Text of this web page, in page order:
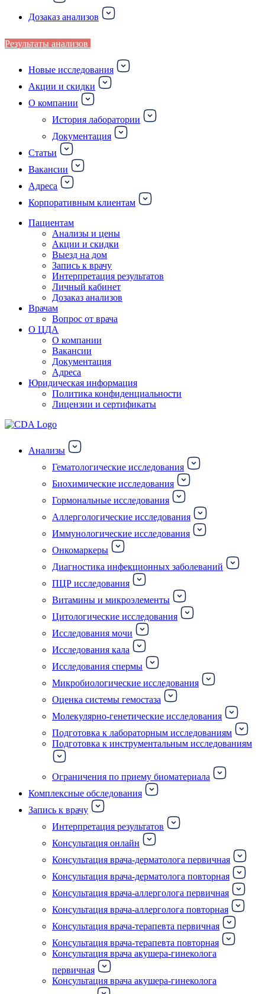
Дозаказ анализов
Результаты анализов
Новые исследования
Акции и скидки
О компании
История лаборатории
Документация
Статьи
Вакансии
Адреса
Корпоративным клиентам
Пациентам
Анализы и цены
Акции и скидки
Выезд на дом
Запись к врачу
Интерпретация результатов
Личный кабинет
Дозаказ анализов
Врачам
Вопрос от врача
О ЦДА
О компании
Вакансии
Документация
Адреса
Юридическая информация
Политика конфиденциальности
Лицензии и сертификаты
Анализы
Гематологические исследования
Биохимические исследования
Гормональные исследования
Аллергологические исследования
Иммунологические исследования
Онкомаркеры
Диагностика инфекционных заболеваний
ПЦР исследования
Витамины и микроэлементы
Цитологические исследования
Исследования мочи
Исследования кала
Исследования спермы
Микробиологические исследования
Оценка системы гемостаза
Молекулярно-генетические исследования
Подготовка к лабораторным исследованиям
Подготовка к инструментальным исследованиям
Ограничения по приему биоматериала
Комплексные обследования
Запись к врачу
Интерпретация результатов
Консультация онлайн
Консультация врача-дерматолога первичная
Консультация врача-дерматолога повторная
Консультация врача-аллерголога первичная
Консультация врача-аллерголога повторная
Консультация врача-терапевта первичная
Консультация врача-терапевта повторная
Консультация врача акушера-гинеколога
первичная
Консультация врача акушера-гинеколога